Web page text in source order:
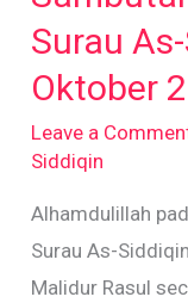
Surau
Oktober
Leave a
Siddiqin
Alhamdulillah
Surau As-
Malidur Rasul
Surau
As-
Siddiqin
|
Oktober
2021